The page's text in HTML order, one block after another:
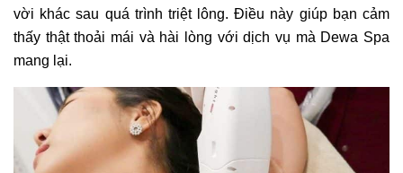
vời khác sau quá trình triệt lông. Điều này giúp bạn cảm
thấy thật thoải mái và hài lòng với dịch vụ mà Dewa Spa
mang lại.